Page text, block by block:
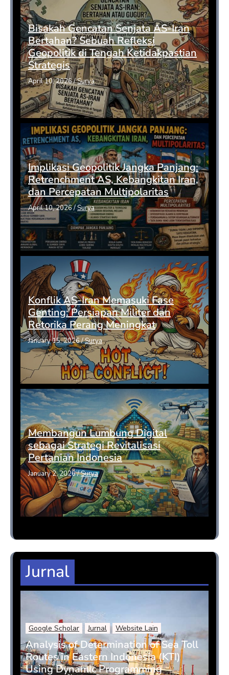
Bisakah Gencatan Senjata AS-Iran
Bertahan? Sebuah Refleksi
Geopolitik di Tengah Ketidakpastian
Strategis
April 10, 2026/Surya
Implikasi Geopolitik Jangka Panjang:
Retrenchment AS, Kebangkitan Iran,
dan Percepatan Multipolaritas
April 10, 2026/Surya
Konflik AS-Iran Memasuki Fase
Genting: Persiapan Militer dan
Retorika Perang Meningkat
January 15, 2026/Surya
Membangun Lumbung Digital
sebagai Strategi Revitalisasi
Pertanian Indonesia
January 2, 2026/Surya
Jurnal
Google Scholar Jurnal Website Lain
Analysis of Determination of Sea Toll
Routes in Eastern Indonesia (KTI)
Using Dynamic Programming